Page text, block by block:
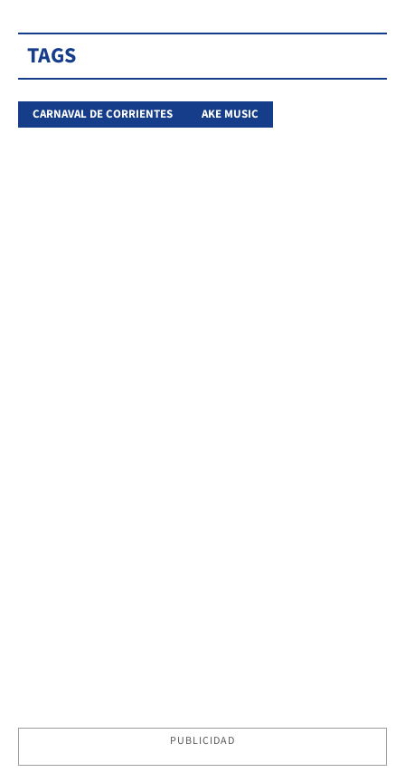
TAGS
CARNAVAL DE CORRIENTES AKE MUSIC
PUBLICIDAD